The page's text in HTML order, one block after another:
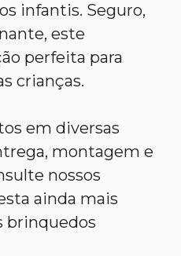
infantis. Seguro,
este
perfeita para
crianças.
em diversas
montagem e
nossos
ainda mais
brinquedos